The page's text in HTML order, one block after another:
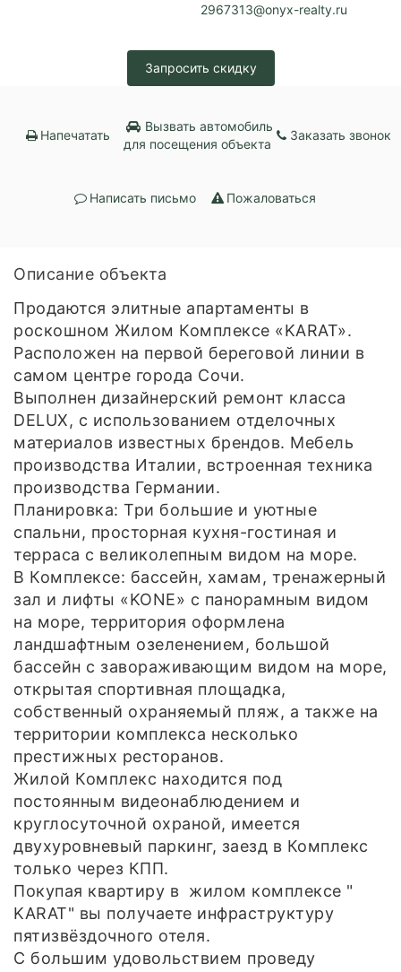
2967313@onyx-realty.ru
Запросить скидку
Напечатать
Вызвать автомобиль
для посещения объекта
Заказать звонок
Написать письмо Пожаловаться
Описание объекта
Продаются элитные апартаменты в
роскошном Жилом Комплексе «KARAT».
Расположен на первой береговой линии в
самом центре города Сочи.
Выполнен дизайнерский ремонт класса
DELUX, с использованием отделочных
материалов известных брендов. Мебель
производства Италии, встроенная техника
производства Германии.
Планировка: Три большие и уютные
спальни, просторная кухня-гостиная и
терраса с великолепным видом на море.
В Комплексе: бассейн, хамам, тренажерный
зал и лифты «KONE» с панорамным видом
на море, территория оформлена
ландшафтным озеленением, большой
бассейн с завораживающим видом на море,
открытая спортивная площадка,
собственный охраняемый пляж, а также на
территории комплекса несколько
престижных ресторанов.
Жилой Комплекс находится под
постоянным видеонаблюдением и
круглосуточной охраной, имеется
двухуровневый паркинг, заезд в Комплекс
только через КПП.
Покупая квартиру в жилом комплексе "
KARAT" вы получаете инфраструктуру
пятизвёздочного отеля.
С большим удовольствием проведу